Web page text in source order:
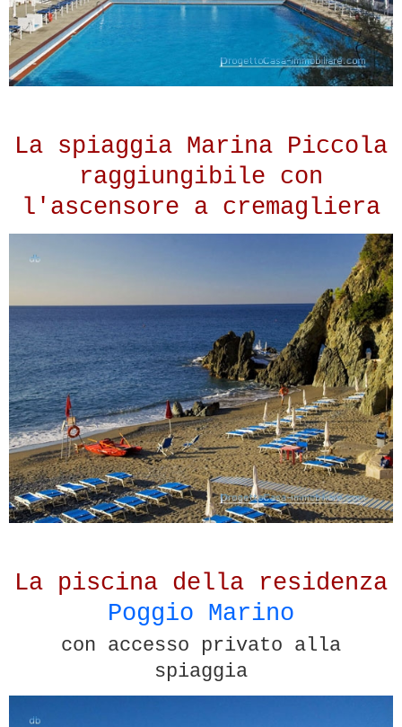
La spiaggia Marina Piccola
raggiungibile con
l'ascensore a cremagliera
La piscina della residenza
Poggio Marino
con accesso privato alla
spiaggia